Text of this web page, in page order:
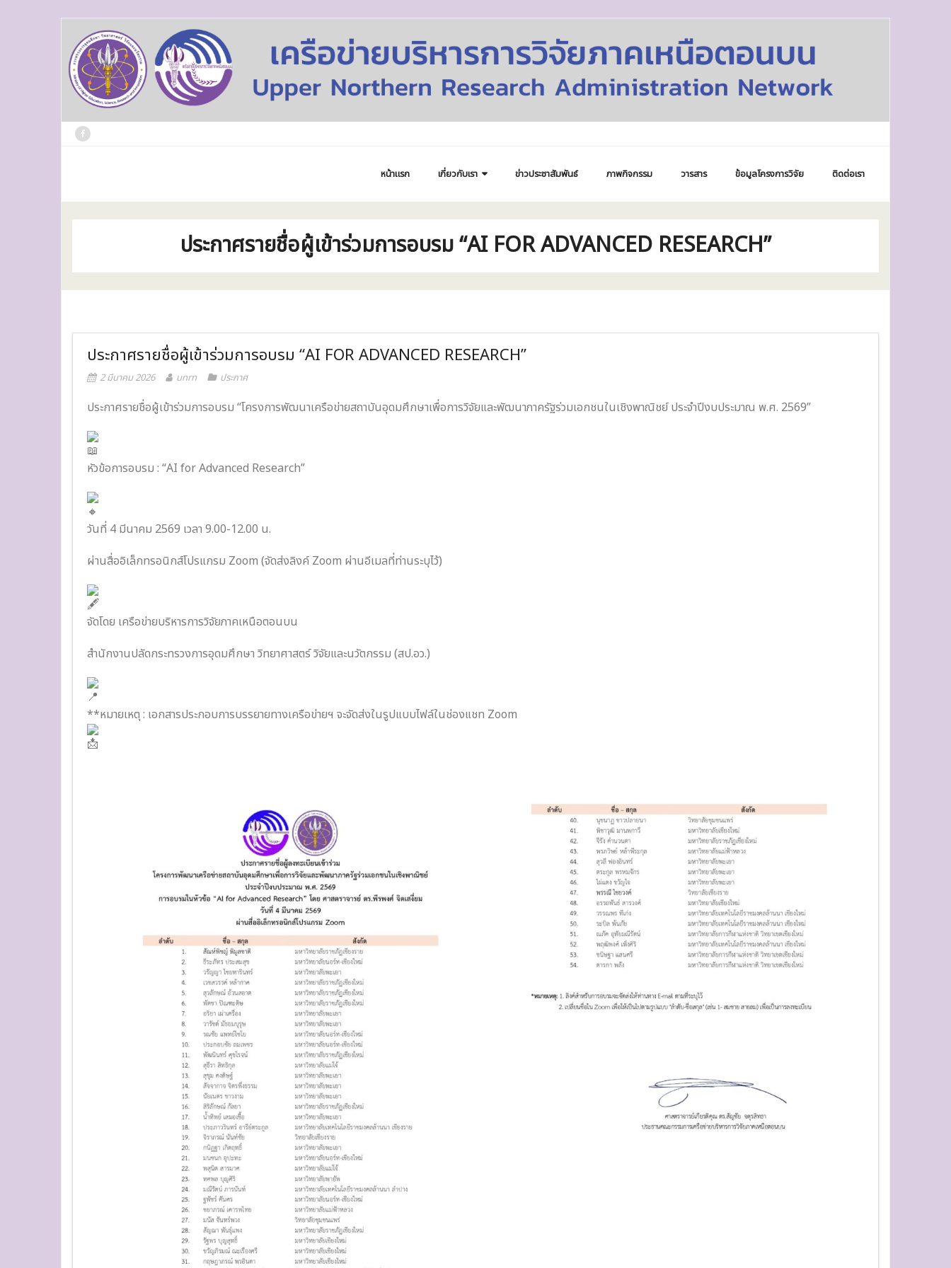
content
หน้าแรก เกี่ยวกับเรา ข่าวประชาสัมพันธ์ ภาพกิจกรรม วารสาร ข้อมูลโครงการวิจัย ติดต่อเรา
ประกาศรายชื่อผู้เข้าร่วมการอบรม “AI FOR ADVANCED RESEARCH”
ประกาศรายชื่อผู้เข้าร่วมการอบรม “AI FOR ADVANCED RESEARCH”
2 มีนาคม 2026 unrn ประกาศ
ประกาศรายชื่อผู้เข้าร่วมการอบรม “โครงการพัฒนาเครือข่ายสถาบันอุดมศึกษาเพื่อการวิจัยและพัฒนาภาครัฐร่วมเอกชนในเชิงพาณิชย์ ประจำปีงบประมาณ พ.ศ. 2569”
หัวข้อการอบรม : “AI for Advanced Research”
วันที่ 4 มีนาคม 2569 เวลา 9.00-12.00 น.
ผ่านสื่ออิเล็กทรอนิกส์โปรแกรม Zoom (จัดส่งลิงค์ Zoom ผ่านอีเมลที่ท่านระบุไว้)
จัดโดย เครือข่ายบริหารการวิจัยภาคเหนือตอนบน
สำนักงานปลัดกระทรวงการอุดมศึกษา วิทยาศาสตร์ วิจัยและนวัตกรรม (สป.อว.)
**หมายเหตุ : เอกสารประกอบการบรรยายทางเครือข่ายฯ จะจัดส่งในรูปแบบไฟล์ในช่องแชท Zoom